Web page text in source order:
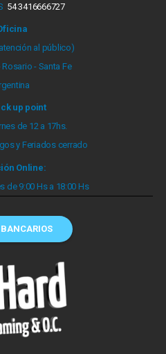
54 3416666727
al público)
Rosario - Santa Fe
up point
de 12 a 17hs.
y Feriados cerrado
Online:
de 9:00 Hs a 18:00 Hs